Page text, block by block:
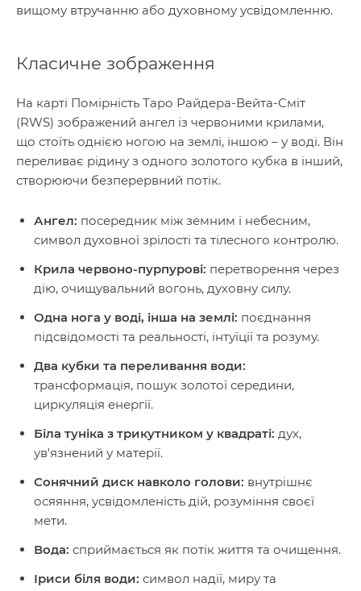
вищому втручанню або духовному усвідомленню.
Класичне зображення
На карті Помірність Таро Райдера-Вейта-Сміт
(RWS) зображений ангел із червоними крилами,
що стоїть однією ногою на землі, іншою – у воді. Він
переливає рідину з одного золотого кубка в інший,
створюючи безперервний потік.
Ангел: посередник між земним і небесним,
символ духовної зрілості та тілесного контролю.
Крила червоно-пурпурові: перетворення через
дію, очищувальний вогонь, духовну силу.
Одна нога у воді, інша на землі: поєднання
підсвідомості та реальності, інтуїції та розуму.
Два кубки та переливання води:
трансформація, пошук золотої середини,
циркуляція енергії.
Біла туніка з трикутником у квадраті: дух,
ув'язнений у матерії.
Сонячний диск навколо голови: внутрішнє
осяяння, усвідомленість дій, розуміння своєї
мети.
Вода: сприймається як потік життя та очищення.
Іриси біля води: символ надії, миру та